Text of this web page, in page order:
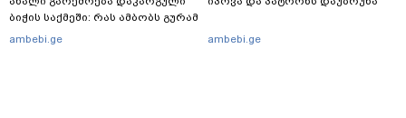
ბიჭის საქმეში: რას ამბობს გურამ
დადიანიძის დედა
ambebi.ge ambebi.ge